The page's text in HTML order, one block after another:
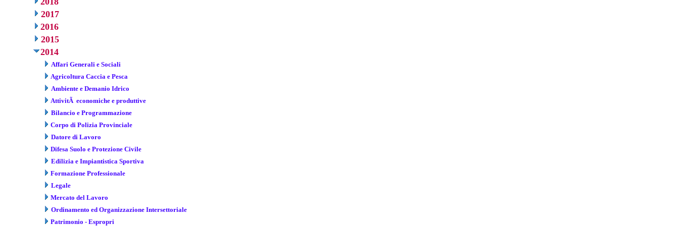
2017
2016
2015
2014
Affari Generali e Sociali
Agricoltura Caccia e Pesca
Ambiente e Demanio Idrico
AttivitÃ economiche e produttive
Bilancio e Programmazione
Corpo di Polizia Provinciale
Datore di Lavoro
Difesa Suolo e Protezione Civile
Edilizia e Impiantistica Sportiva
Formazione Professionale
Legale
Mercato del Lavoro
Ordinamento ed Organizzazione Intersettoriale
Patrimonio - Espropri